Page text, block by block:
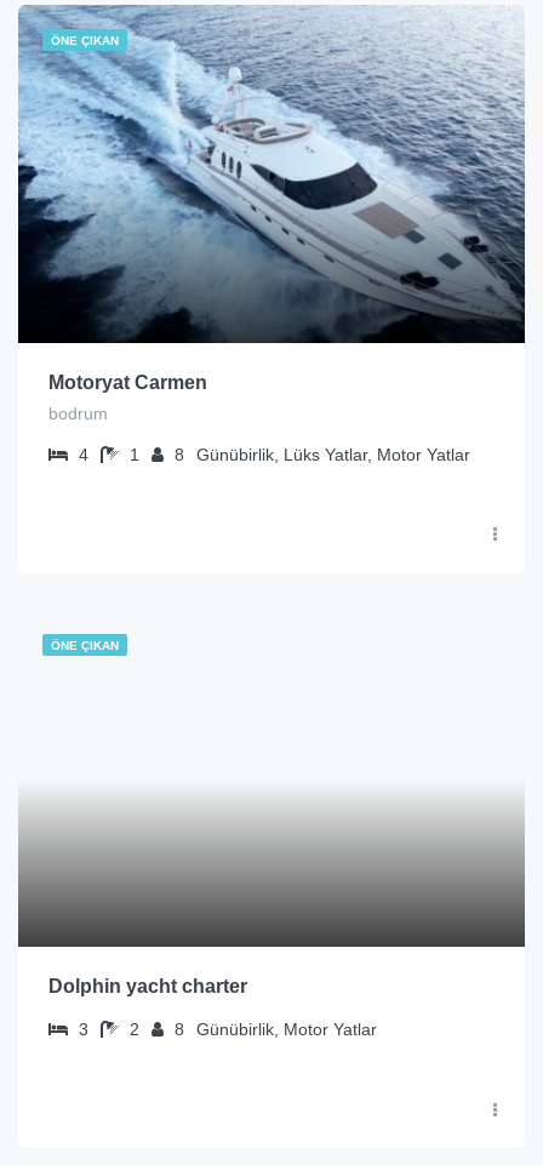
ÖNE ÇIKAN
Motoryat Carmen
bodrum
4 1 8 Günübirlik, Lüks Yatlar, Motor Yatlar
ÖNE ÇIKAN
Dolphin yacht charter
3 2 8 Günübirlik, Motor Yatlar